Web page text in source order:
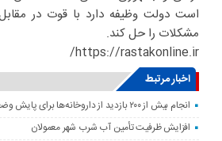
است دولت وظیفه دارد با قوت در
مشکلات را حل کند.
https://rastakonline.ir/
اخبار مرتبط
انجام بیش از ۲۰۰ بازدید از داروخانه‌ها برای پایش وضعیت دارویی لرستان
افزایش ظرفیت تأمین آب شرب شهر معمولان